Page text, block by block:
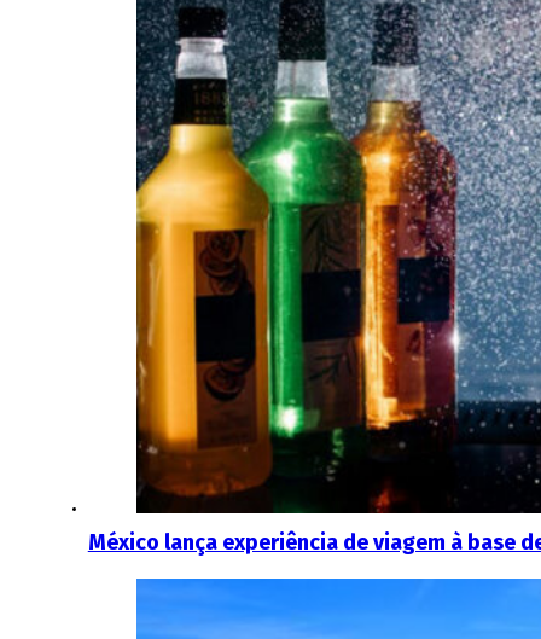
México lança experiência de viagem à base